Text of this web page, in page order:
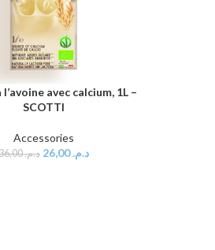
avec calcium, 1L –
SCOTTI
Accessories
د.م.36,00 د.م.26,00